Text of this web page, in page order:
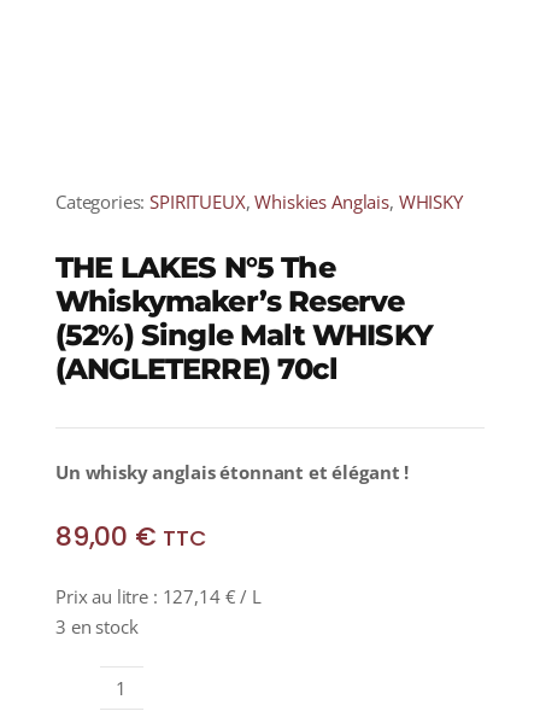
Categories:SPIRITUEUX,Whiskies Anglais, WHISKY
THE LAKES N°5 The
Whiskymaker’s Reserve
(52%) Single Malt WHISKY
(ANGLETERRE) 70cl
Un whisky anglais étonnant et élégant !
89,00 € TTC
Prix au litre : 127,14 € / L
3 en stock
quantité